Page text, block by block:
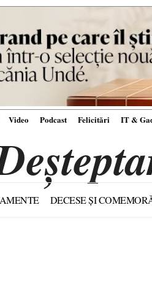
Video Podcast Felicitări IT &
DECESE ȘI